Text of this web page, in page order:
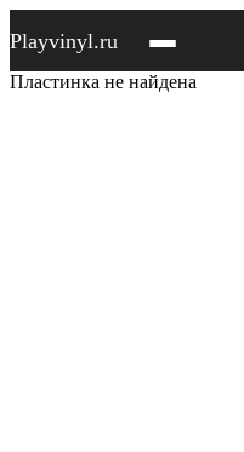
Playvinyl.ru
Пластинка не найдена